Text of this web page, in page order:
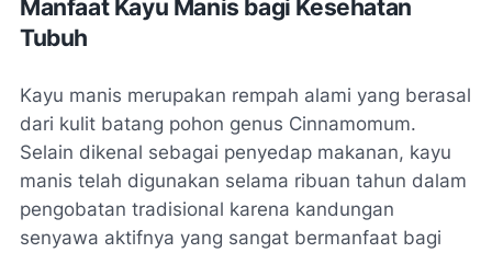
Manfaat Kayu Manis bagi Kesehatan
Tubuh
Kayu manis merupakan rempah alami yang berasal
dari kulit batang pohon genus Cinnamomum.
Selain dikenal sebagai penyedap makanan, kayu
manis telah digunakan selama ribuan tahun dalam
pengobatan tradisional karena kandungan
senyawa aktifnya yang sangat bermanfaat bagi